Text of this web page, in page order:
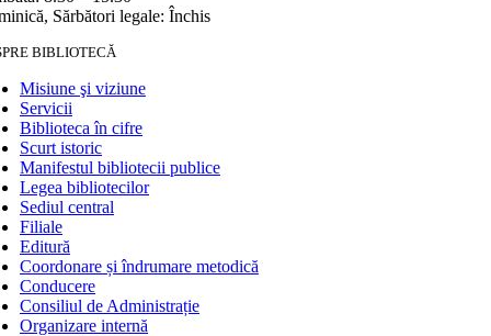
Sărbători legale: Închis
BIBLIOTECĂ
Misiune şi viziune
Servicii
Biblioteca în cifre
Scurt istoric
Manifestul bibliotecii publice
Legea bibliotecilor
Sediul central
Filiale
Editură
Coordonare și îndrumare metodică
Conducere
Consiliul de Administrație
Organizare internă